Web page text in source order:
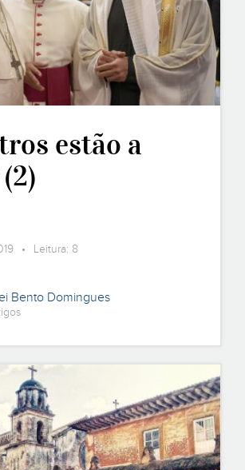
estão a
• Leitura: 8
Bento Domingues